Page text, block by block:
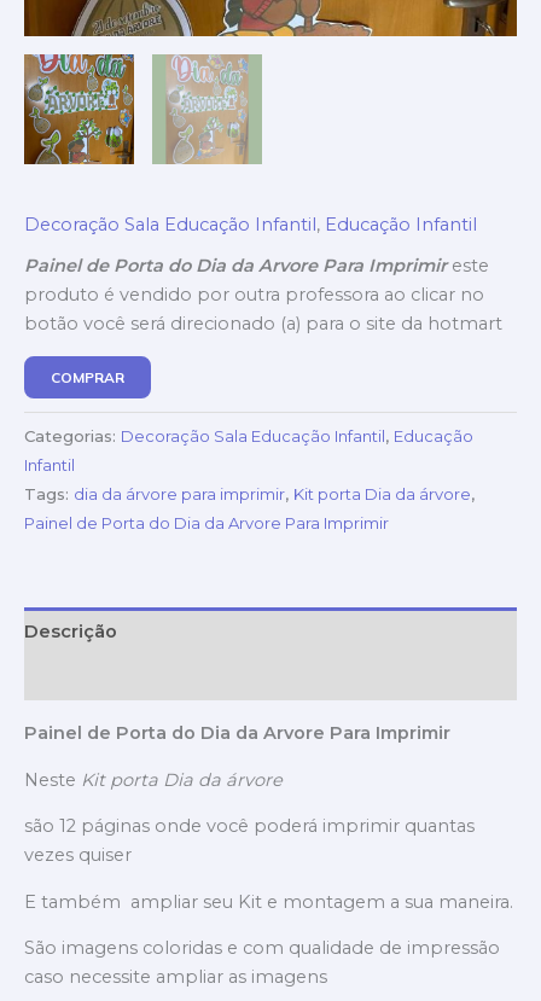
Decoração Sala Educação Infantil , Educação Infantil
Painel de Porta do Dia da Arvore Para Imprimireste
produto é vendido por outra professora ao clicar no
botão você será direcionado (a) para o site da hotmart
COMPRAR
Categorias: Decoração Sala Educação Infantil, Educação
Infantil
Tags: dia da árvore para imprimir, Kit porta Dia da árvore,
Painel de Porta do Dia da Arvore Para Imprimir
Descrição
Painel de Porta do Dia da Arvore Para Imprimir
Neste Kit porta Dia da árvore
são 12 páginas onde você poderá imprimir quantas
vezes quiser
E também ampliar seu Kit e montagem a sua maneira.
São imagens coloridas e com qualidade de impressão
caso necessite ampliar as imagens